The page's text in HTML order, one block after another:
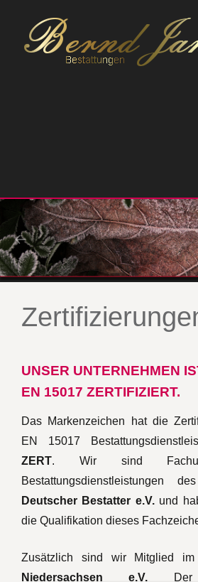
UNSER UNTERNEHMEN
EN 15017 ZERTIFIZIERT.
Das Markenzeichen hat die
EN 15017
ZERT. Wir sind
Bestattungsdienstleistungen
Deutscher Bestatter e.V.und
die Qualifikation dieses
Zusätzlich sind wir Mitglied im
Niedersachsen e.V. Der